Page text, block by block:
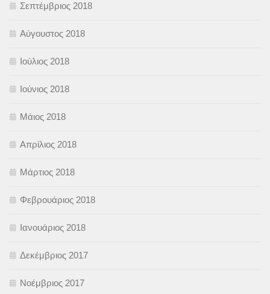
Σεπτέμβριος 2018
Αύγουστος 2018
Ιούλιος 2018
Ιούνιος 2018
Μάιος 2018
Απρίλιος 2018
Μάρτιος 2018
Φεβρουάριος 2018
Ιανουάριος 2018
Δεκέμβριος 2017
Νοέμβριος 2017